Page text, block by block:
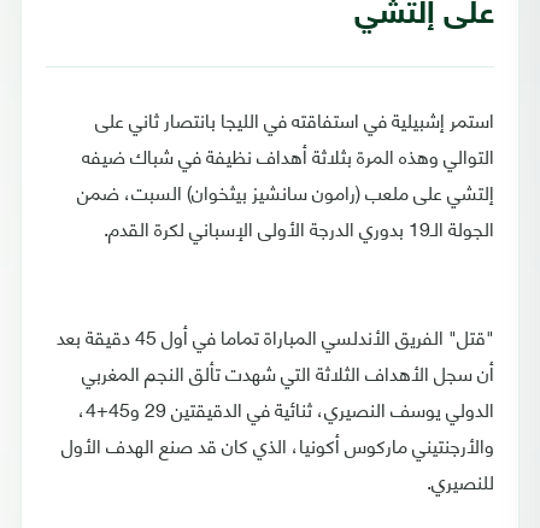
على إلتشي
استمر إشبيلية في استفاقته في الليجا بانتصار ثاني على
التوالي وهذه المرة بثلاثة أهداف نظيفة في شباك ضيفه
إلتشي على ملعب (رامون سانشيز بيثخوان) السبت، ضمن
الجولة الـ19 بدوري الدرجة الأولى الإسباني لكرة القدم.
"قتل" الفريق الأندلسي المباراة تماما في أول 45 دقيقة بعد
أن سجل الأهداف الثلاثة التي شهدت تألق النجم المغربي
الدولي يوسف النصيري، ثنائية في الدقيقتين 29 و45+4،
والأرجنتيني ماركوس أكونيا، الذي كان قد صنع الهدف الأول
للنصيري.